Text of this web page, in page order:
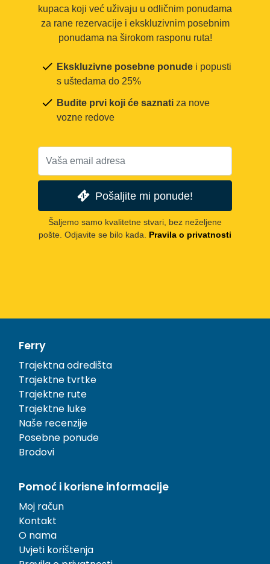
kupaca koji već uživaju u odličnim ponudama
za rane rezervacije i ekskluzivnim posebnim
ponudama na širokom rasponu ruta!
Ekskluzivne posebne ponude i popusti
s uštedama do 25%
Budite prvi koji će saznati za nove
vozne redove
Pošaljite mi ponude!
Šaljemo samo kvalitetne stvari, bez neželjene
pošte. Odjavite se bilo kada. Pravila o privatnosti
Ferry
Trajektna odredišta
Trajektne tvrtke
Trajektne rute
Trajektne luke
Naše recenzije
Posebne ponude
Brodovi
Pomoć i korisne informacije
Moj račun
Kontakt
O nama
Uvjeti korištenja